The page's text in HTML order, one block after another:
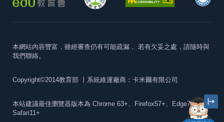
本網站內容豐富，雖經審查仍有可能疏漏， 若有欠妥之處，請隨時與
我們聯絡。
Copyright©2014教育部 丨系統維運廠商：卡米爾有限公司
本站建議最佳瀏覽器版本為 Chrome 63+、Firefox57+、Edge79+及
Safari11+